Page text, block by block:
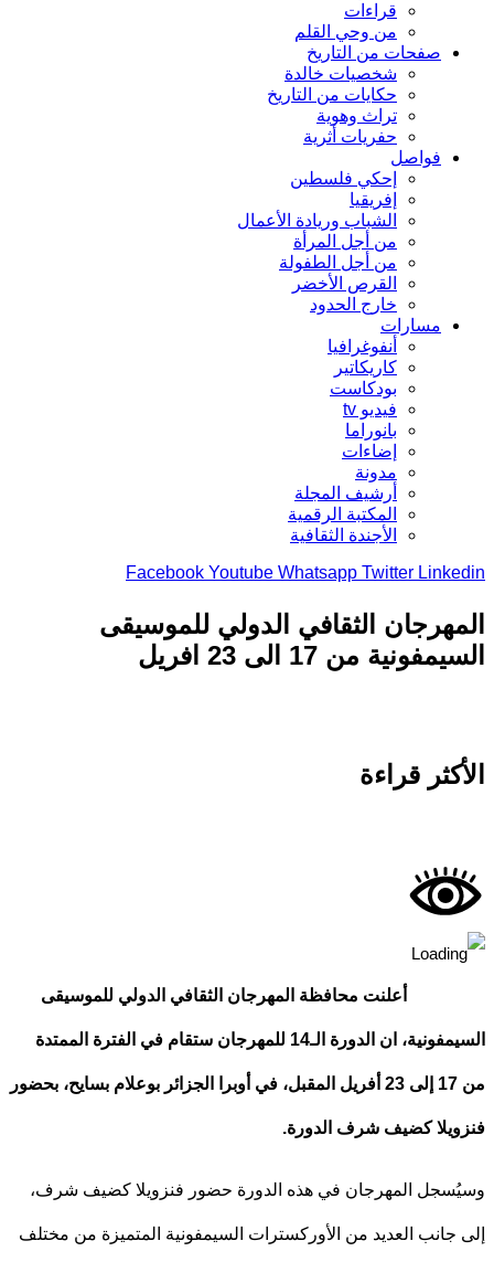
قراءات
من وحي القلم
صفحات من التاريخ
شخصيات خالدة
حكايات من التاريخ
تراث وهوية
حفريات أثرية
فواصل
إحكي فلسطين
إفريقيا
الشباب وريادة الأعمال
من أجل المرأة
من أجل الطفولة
القرص الأخضر
خارج الحدود
مسارات
أنفوغرافيا
كاريكاتير
بودكاست
فيديو tv
بانوراما
إضاءات
مدونة
أرشيف المجلة
المكتبة الرقمية
الأجندة الثقافية
Facebook Youtube Whatsapp Twitter
الثقافي الدولي للموسيقى
من 17 الى 23 افريل
قراءة
أعلنت محافظة المهرجان الثقافي الدولي للموسيقى
السيمفونية، ان الدورة الـ14 للمهرجان ستقام في الفترة الممتدة
إلى 23 أفريل المقبل، في أوبرا الجزائر بوعلام بسايح، بحضور
كضيف شرف الدورة.
المهرجان في هذه الدورة حضور فنزويلا كضيف شرف،
العديد من الأوركسترات السيمفونية المتميزة من مختلف